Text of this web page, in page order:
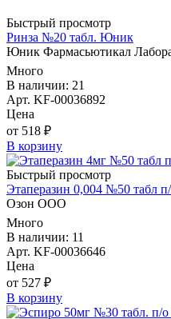
Быстрый просмотр
Ринза №20 табл. Юник
Юник Фармасьютикал
Много
В наличии: 21
Арт. KF-00036892
Цена
от 518 ₽
В корзину
Быстрый просмотр
Этаперазин 0,004 №50 табл
Озон ООО
Много
В наличии: 11
Арт. KF-00036646
Цена
от 527 ₽
В корзину